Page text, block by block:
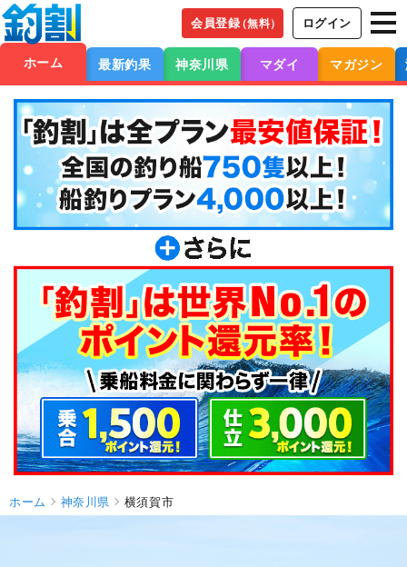
会員登録（無料） ログイン
ホーム 最新釣果 神奈川県 マダイ マガジン
ホーム 神奈川県 横須賀市